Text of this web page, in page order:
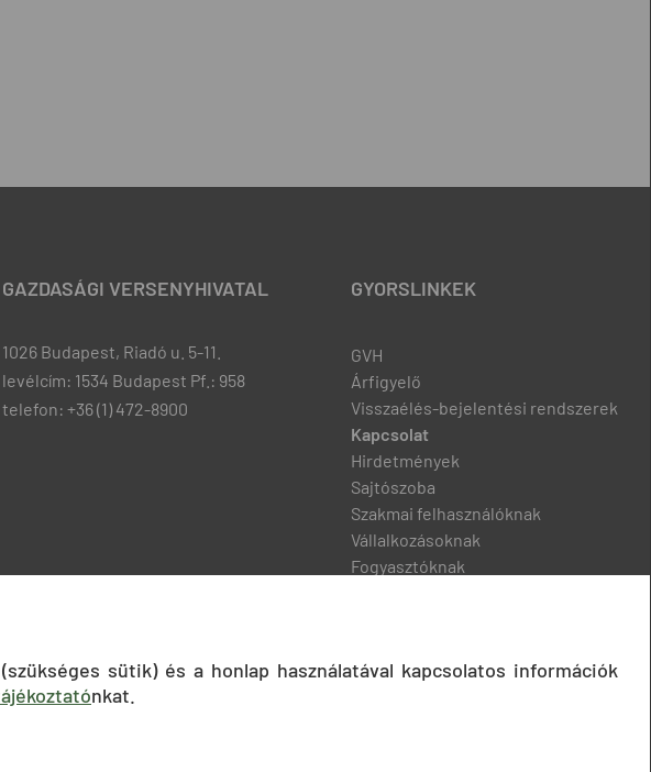
GAZDASÁGI VERSENYHIVATAL
1026 Budapest, Riadó u. 5-11.
levélcím: 1534 Budapest Pf.: 958
telefon: +36 (1) 472-8900
GYORSLINKEK
GVH
Árfigyelő
Visszaélés-bejelentési rendszerek
Kapcsolat
Hirdetmények
Sajtószoba
Szakmai felhasználóknak
Vállalkozásoknak
Fogyasztóknak
sütik) és a honlap használatával kapcsolatos információk
nkat.